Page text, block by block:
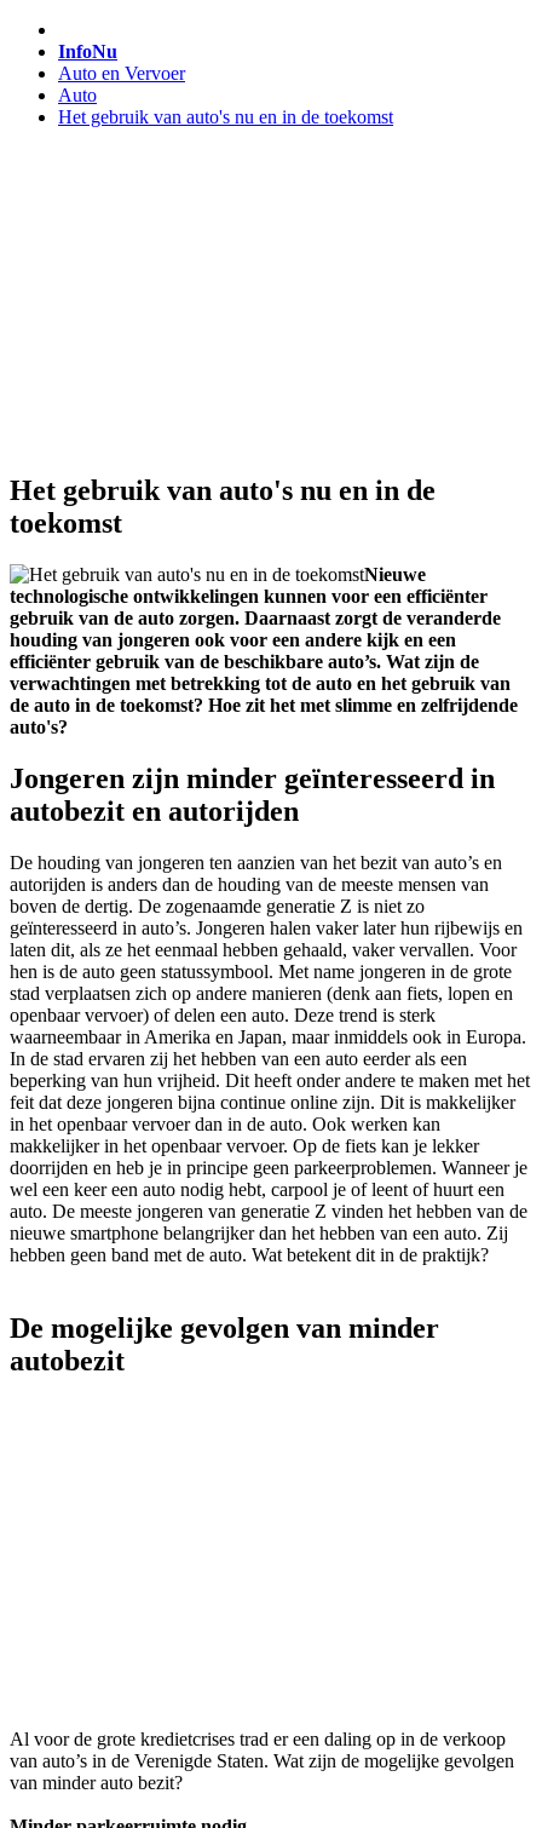
InfoNu
Auto en Vervoer
Auto
Het gebruik van auto's nu en in de toekomst
Het gebruik van auto's nu en in de
toekomst
Nieuwe
technologische ontwikkelingen kunnen voor een efficiënter
gebruik van de auto zorgen. Daarnaast zorgt de veranderde
houding van jongeren ook voor een andere kijk en een
efficiënter gebruik van de beschikbare auto’s. Wat zijn de
verwachtingen met betrekking tot de auto en het gebruik van
de auto in de toekomst? Hoe zit het met slimme en zelfrijdende
auto's?
Jongeren zijn minder geïnteresseerd in
autobezit en autorijden
De houding van jongeren ten aanzien van het bezit van auto’s en
autorijden is anders dan de houding van de meeste mensen van
boven de dertig. De zogenaamde generatie Z is niet zo
geïnteresseerd in auto’s. Jongeren halen vaker later hun rijbewijs en
laten dit, als ze het eenmaal hebben gehaald, vaker vervallen. Voor
hen is de auto geen statussymbool. Met name jongeren in de grote
stad verplaatsen zich op andere manieren (denk aan fiets, lopen en
openbaar vervoer) of delen een auto. Deze trend is sterk
waarneembaar in Amerika en Japan, maar inmiddels ook in Europa.
In de stad ervaren zij het hebben van een auto eerder als een
beperking van hun vrijheid. Dit heeft onder andere te maken met het
feit dat deze jongeren bijna continue online zijn. Dit is makkelijker
in het openbaar vervoer dan in de auto. Ook werken kan
makkelijker in het openbaar vervoer. Op de fiets kan je lekker
doorrijden en heb je in principe geen parkeerproblemen. Wanneer je
wel een keer een auto nodig hebt, carpool je of leent of huurt een
auto. De meeste jongeren van generatie Z vinden het hebben van de
nieuwe smartphone belangrijker dan het hebben van een auto. Zij
hebben geen band met de auto. Wat betekent dit in de praktijk?
De mogelijke gevolgen van minder
autobezit
Al voor de grote kredietcrises trad er een daling op in de verkoop
van auto’s in de Verenigde Staten. Wat zijn de mogelijke gevolgen
van minder auto bezit?